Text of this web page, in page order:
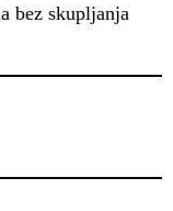
bez skupljanja